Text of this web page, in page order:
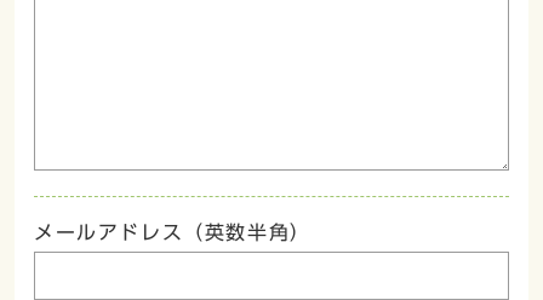
メールアドレス（英数半角）